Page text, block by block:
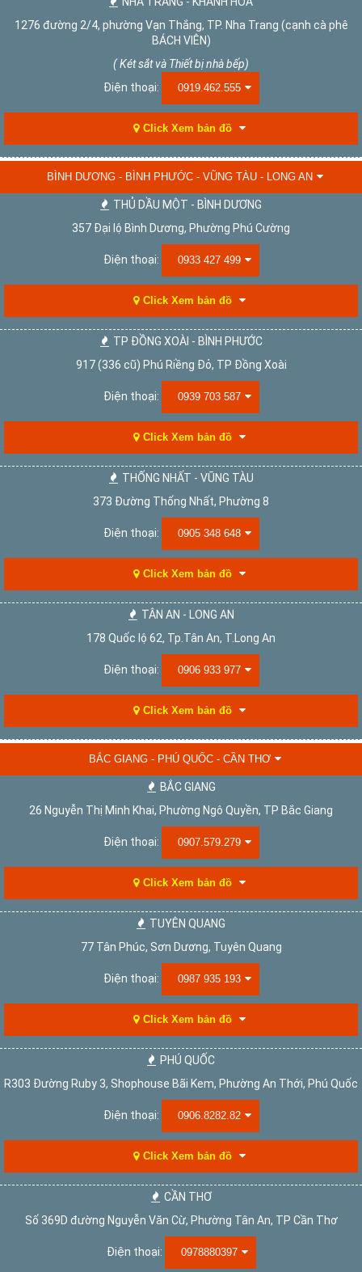
1276 đường 2/4, phường Vạn Thắng, TP. Nha Trang (cạnh cà phê
BÁCH VIÊN)
( Két sắt và Thiết bị nhà bếp)
Điện thoại:
0919.462.555
Click Xem bản đồ
BÌNH DƯƠNG - BÌNH PHƯỚC - VŨNG TÀU - LONG AN
THỦ DẦU MỘT - BÌNH DƯƠNG
357 Đại lộ Bình Dương, Phường Phú Cường
Điện thoại: 0933 427 499
Click Xem bản đồ
TP ĐỒNG XOÀI - BÌNH PHƯỚC
917 (336 cũ) Phú Riềng Đỏ, TP Đồng Xoài
Điện thoại: 0939 703 587
Click Xem bản đồ
THỐNG NHẤT - VŨNG TÀU
373 Đường Thống Nhất, Phường 8
Điện thoại: 0905 348 648
Click Xem bản đồ
TÂN AN - LONG AN
178 Quốc lộ 62, Tp.Tân An, T.Long An
Điện thoại: 0906 933 977
Click Xem bản đồ
BẮC GIANG - PHÚ QUỐC - CẦN THƠ
BẮC GIANG
26 Nguyễn Thị Minh Khai, Phường Ngô Quyền, TP Bắc Giang
Điện thoại: 0907.579.279
Click Xem bản đồ
TUYÊN QUANG
77 Tân Phúc, Sơn Dương, Tuyên Quang
Điện thoại: 0987 935 193
Click Xem bản đồ
PHÚ QUỐC
R303 Đường Ruby 3, Shophouse Bãi Kem, Phường An Thới, Phú Quốc
Điện thoại: 0906.8282.82
Click Xem bản đồ
CẦN THƠ
Số 369D đường Nguyễn Văn Cừ, Phường Tân An, TP Cần Thơ
Điện thoại: 0978880397